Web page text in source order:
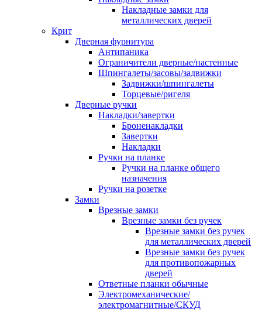
Накладные замки для
металлических дверей
Крит
Дверная фурнитура
Антипаника
Ограничители дверные/настенные
Шпингалеты/засовы/задвижки
Задвижки/шпингалеты
Торцевые/ригеля
Дверные ручки
Накладки/завертки
Броненакладки
Завертки
Накладки
Ручки на планке
Ручки на планке общего
назначения
Ручки на розетке
Замки
Врезные замки
Врезные замки без ручек
Врезные замки без ручек
для металлических дверей
Врезные замки без ручек
для противопожарных
дверей
Ответные планки обычные
Электромеханические/
электромагнитные/СКУД